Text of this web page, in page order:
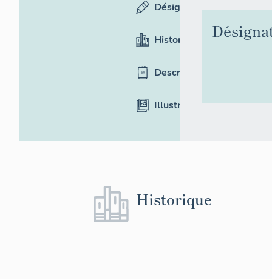
Désignation
Historique
Description
Illustrations
Historique